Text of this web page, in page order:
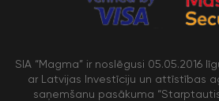
SIA “Magma” ir noslēgusi 05.05.2016
ar Latvijas Investīciju un attīstības
saņemšanu pasākuma